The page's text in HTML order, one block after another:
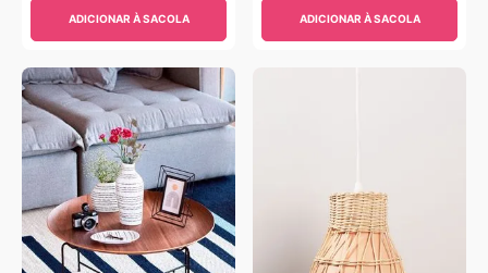
ADICIONAR À SACOLA ADICIONAR À SACOLA